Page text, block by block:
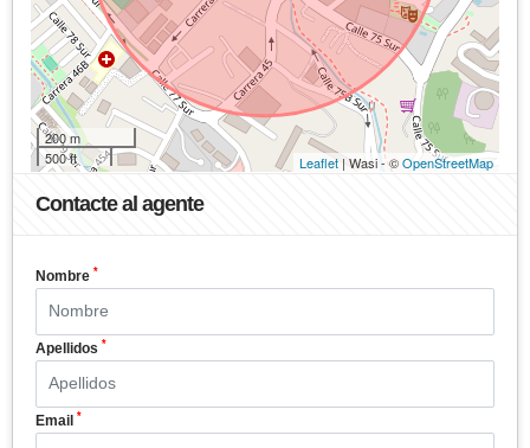
200 m
500 ft
Leaflet | Wasi - ©OpenStreetMap
Contacte al agente
Nombre *
Apellidos *
Email *